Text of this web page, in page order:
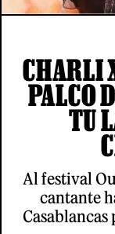
CHARLI
PALCO
TU
Al festival
cantante
Casablancas